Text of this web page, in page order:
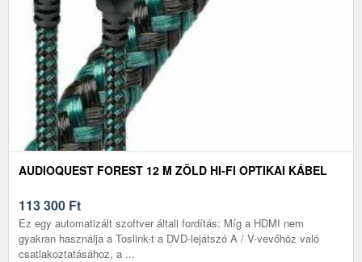
AUDIOQUEST FOREST 12 M ZÖLD HI-FI OPTIKAI KÁBEL
113 300 Ft
Ez egy automatizált szoftver általi fordítás: Míg a HDMI nem
gyakran használja a Toslink-t a DVD-lejátszó A / V-vevőhöz való
csatlakoztatásához, a ...